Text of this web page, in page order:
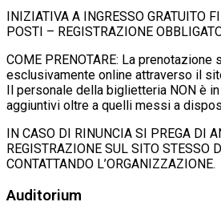
INIZIATIVA A INGRESSO GRATUITO
POSTI – REGISTRAZIONE
COME PRENOTARE: La
esclusivamente online attraverso il
Il personale della biglietteria NON è
aggiuntivi oltre a quelli messi a
IN CASO DI RINUNCIA SI PREGA DI
REGISTRAZIONE SUL SITO STESSO
CONTATTANDO L’ORGANIZZAZIONE.
Auditorium